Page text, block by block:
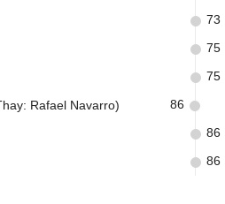
73
75
75
Rafael Navarro) 86
86
86